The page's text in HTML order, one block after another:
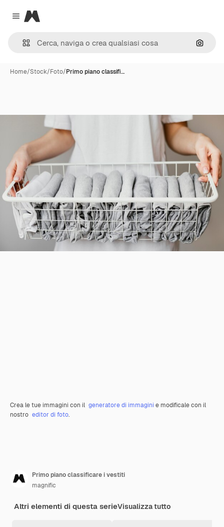
Close menu
Magnific
Cerca
Home/Stock/Foto/Primo piano classifi…
Crea le tue immagini con il generatore di immagini e modificale con il
nostro editor di foto.
Primo piano classificare i vestiti
magnific
Altri elementi di questa serieVisualizza tutto